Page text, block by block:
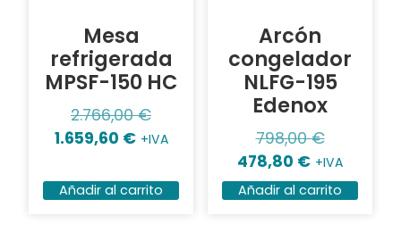
Mesa
refrigerada
MPSF-150 HC
2.766,00€
1.659,60 € +IVA
Añadir al carrito
Arcón
congelador
NLFG-195
Edenox
798,00€
478,80 € +IVA
Añadir al carrito